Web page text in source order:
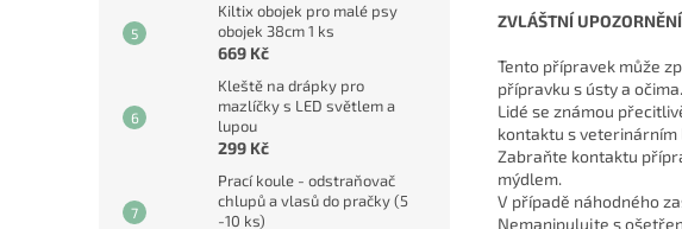
Kiltix obojek pro malé psy
obojek 38cm 1 ks
669 Kč
Kleště na drápky pro
mazlíčky s LED světlem a
lupou
299 Kč
Prací koule - odstraňovač
chlupů a vlasů do pračky (5
-10 ks)
ZVLÁŠTNÍ UPOZORNĚNÍ
Tento přípravek může
přípravku s ústy a očima.
Lidé se známou
kontaktu s veterinárním
Zabraňte kontaktu
mýdlem.
V případě náhodného
Nemanipulujte s